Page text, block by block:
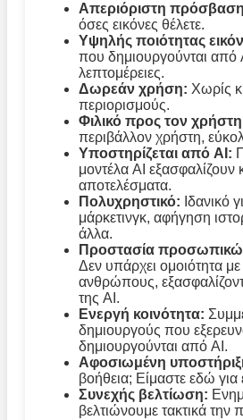
Απεριόριστη
όσες εικόνες θέλετε.
Υψηλής ποιότητας
που δημιουργούνται από
λεπτομέρειες.
Δωρεάν χρήση: Χωρίς
περιορισμούς.
Φιλικό προς τον
περιβάλλον χρήστη,
Υποστηρίζεται από AI:
μοντέλα AI εξασφαλίζουν
αποτελέσματα.
Πολυχρηστικό: Ιδανικό
μάρκετινγκ, αφήγηση
άλλα.
Προστασία
Δεν υπάρχει ομοιότητα
ανθρώπους,
της AI.
Ενεργή κοινότητα:
δημιουργούς που
δημιουργούνται από AI.
Αφοσιωμένη
βοήθεια; Είμαστε εδώ για
Συνεχής βελτίωση:
βελτιώνουμε τακτικά την